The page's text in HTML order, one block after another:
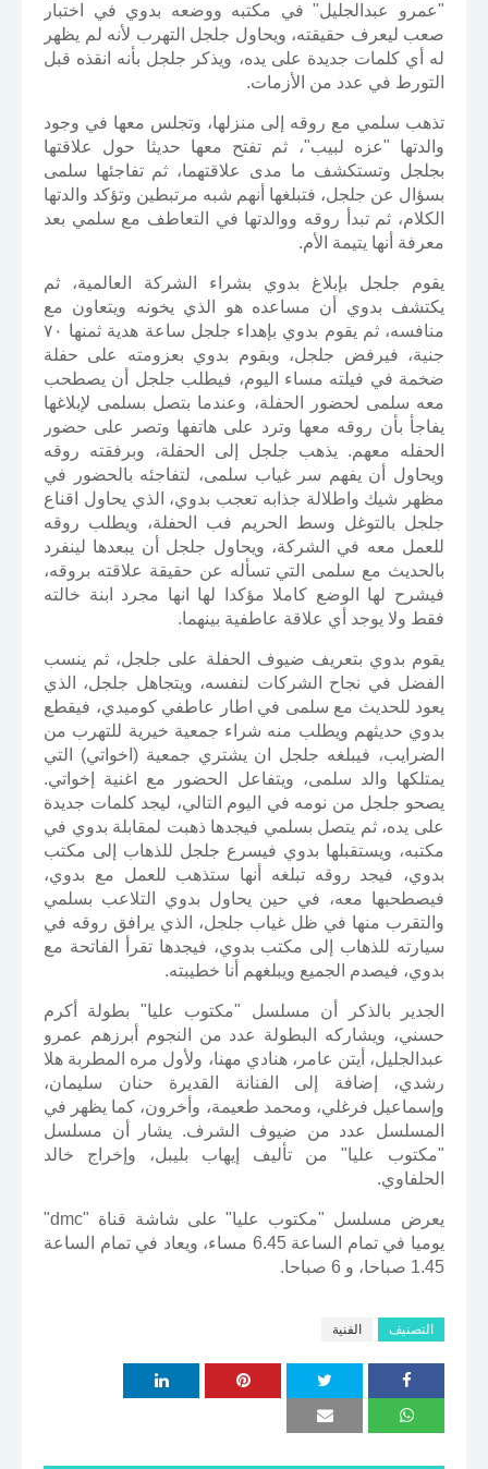
"عمرو عبدالجليل" في مكتبه ووضعه بدوي في اختبار
صعب ليعرف حقيقته، ويحاول جلجل التهرب لأنه لم يظهر
له أي كلمات جديدة على يده، ويذكر جلجل بأنه انقذه قبل
التورط في عدد من الأزمات.
تذهب سلمي مع روقه إلى منزلها، وتجلس معها في وجود
والدتها "عزه لبيب"، ثم تفتح معها حديثا حول علاقتها
بجلجل وتستكشف ما مدى علاقتهما، ثم تفاجئها سلمى
بسؤال عن جلجل، فتبلغها أنهم شبه مرتبطين وتؤكد والدتها
الكلام، ثم تبدأ روقه ووالدتها في التعاطف مع سلمي بعد
معرفة أنها يتيمة الأم.
يقوم جلجل بإبلاغ بدوي بشراء الشركة العالمية، ثم
يكتشف بدوي أن مساعده هو الذي يخونه ويتعاون مع
منافسه، ثم يقوم بدوي بإهداء جلجل ساعة هدية ثمنها ٧٠
جنية، فيرفض جلجل، وبقوم بدوي بعزومته على حفلة
ضخمة في فيلته مساء اليوم، فيطلب جلجل أن يصطحب
معه سلمى لحضور الحفلة، وعندما بتصل بسلمى لإبلاغها
يفاجأ بأن روقه معها وترد على هاتفها وتصر على حضور
الحفله معهم. يذهب جلجل إلى الحفلة، وبرفقته روقه
ويحاول أن يفهم سر غياب سلمى، لتفاجئه بالحضور في
مظهر شيك واطلالة جذابه تعجب بدوي، الذي يحاول اقناع
جلجل بالتوغل وسط الحريم فب الحفلة، ويطلب روقه
للعمل معه في الشركة، ويحاول جلجل أن يبعدها لينفرد
بالحديث مع سلمى التي تسأله عن حقيقة علاقته بروقه،
فيشرح لها الوضع كاملا مؤكدا لها انها مجرد ابنة خالته
فقط ولا يوجد أي علاقة عاطفية بينهما.
يقوم بدوي بتعريف ضيوف الحفلة على جلجل، ثم ينسب
الفضل في نجاح الشركات لنفسه، ويتجاهل جلجل، الذي
يعود للحديث مع سلمى في اطار عاطفي كوميدي، فيقطع
بدوي حديثهم ويطلب منه شراء جمعية خيرية للتهرب من
الضرايب، فيبلغه جلجل ان يشتري جمعية (اخواتي) التي
يمتلكها والد سلمى، ويتفاعل الحضور مع اغنية إخواتي.
يصحو جلجل من نومه في اليوم التالي، ليجد كلمات جديدة
على يده، ثم يتصل بسلمي فيجدها ذهبت لمقابلة بدوي في
مكتبه، ويستقبلها بدوي فيسرع جلجل للذهاب إلى مكتب
بدوي، فيجد روقه تبلغه أنها ستذهب للعمل مع بدوي،
فيصطحبها معه، في حين يحاول بدوي التلاعب بسلمي
والتقرب منها في ظل غياب جلجل، الذي يرافق روقه في
سيارته للذهاب إلى مكتب بدوي، فيجدها تقرأ الفاتحة مع
بدوي، فيصدم الجميع ويبلغهم أنا خطيبته.
الجدير بالذكر أن مسلسل "مكتوب عليا" بطولة أكرم
حسني، ويشاركه البطولة عدد من النجوم أبرزهم عمرو
عبدالجليل، أيتن عامر، هنادي مهنا، ولأول مره المطربة هلا
رشدي، إضافة إلى الفنانة القديرة حنان سليمان،
وإسماعيل فرغلي، ومحمد طعيمة، وأخرون، كما يظهر في
المسلسل عدد من ضيوف الشرف. يشار أن مسلسل
"مكتوب عليا" من تأليف إيهاب بليبل، وإخراج خالد
الحلفاوي.
يعرض مسلسل "مكتوب عليا" على شاشة قناة "dmc"
يوميا في تمام الساعة 6.45 مساء، ويعاد في تمام الساعة
1.45 صباحا، و 6 صباحا.
التصنيف الفنية